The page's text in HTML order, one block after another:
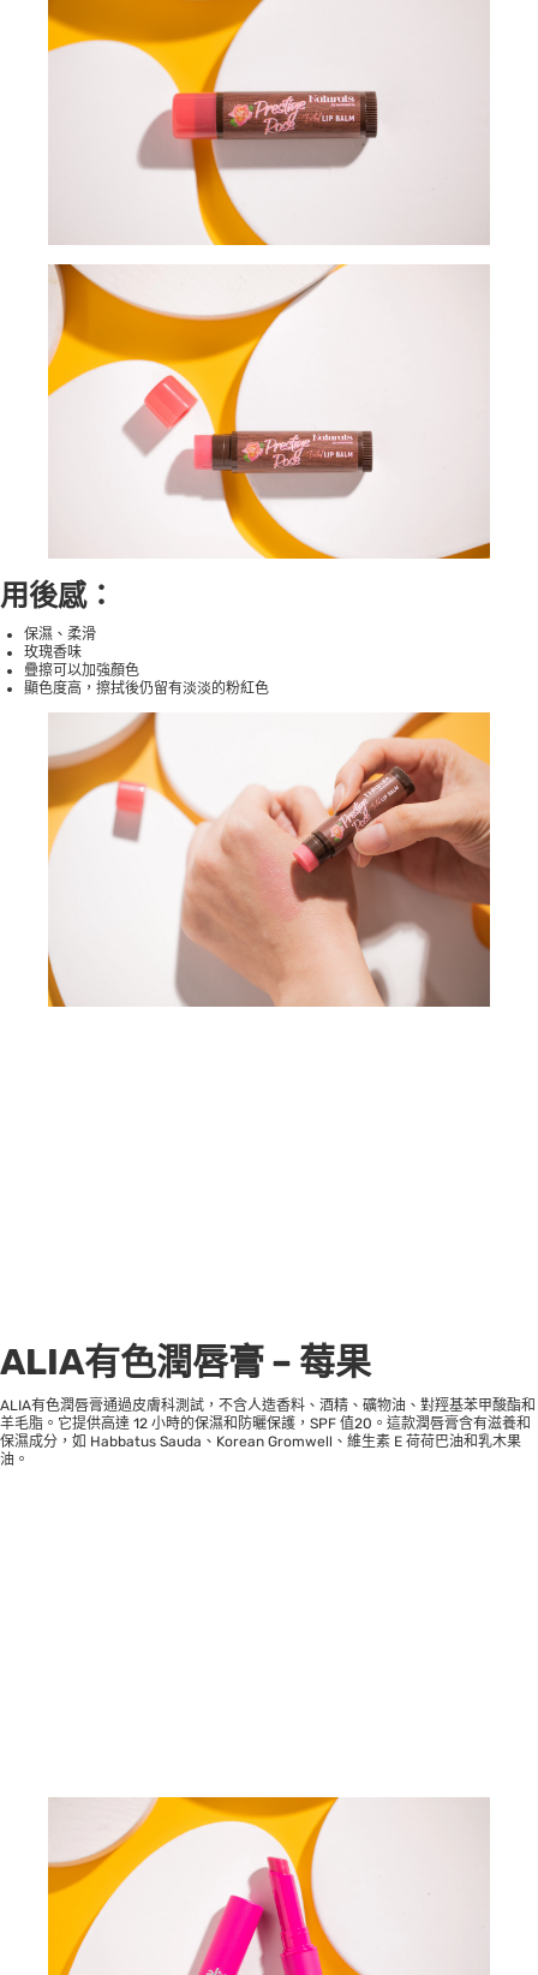
用後感：
保濕、柔滑
玫瑰香味
疊擦可以加強顏色
顯色度高，擦拭後仍留有淡淡的粉紅色
ALIA有色潤唇膏 – 莓果
ALIA有色潤唇膏通過皮膚科測試，不含人造香料、酒精、礦物油、對羥基苯甲酸酯和
羊毛脂。它提供高達 12 小時的保濕和防曬保護，SPF 值20。這款潤唇膏含有滋養和
保濕成分，如 Habbatus Sauda、Korean Gromwell、維生素 E 荷荷巴油和乳木果
油。